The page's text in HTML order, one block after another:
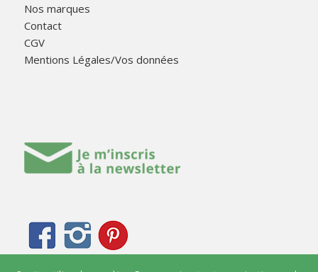
Nos marques
Contact
CGV
Mentions Légales/Vos données